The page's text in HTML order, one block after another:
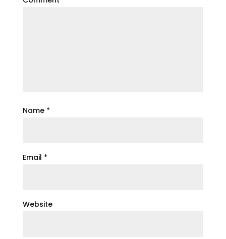
Name *
Email *
Website